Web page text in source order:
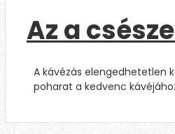
Az a
A kávézás elengedhetetlen
poharat a kedvenc